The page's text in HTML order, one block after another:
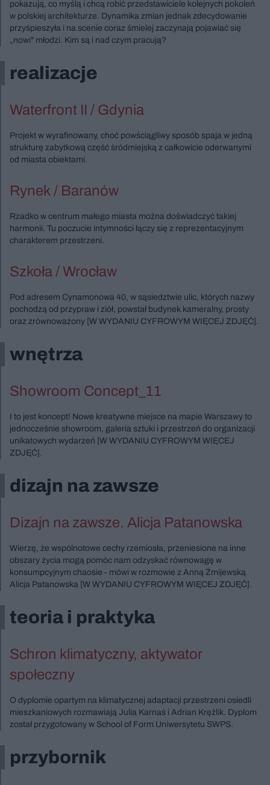
pokazują, co myślą i chcą robić przedstawiciele kolejnych pokoleń
w polskiej architekturze. Dynamika zmian jednak zdecydowanie
przyśpieszyła i na scenie coraz śmielej zaczynają pojawiać się
„nowi" młodzi. Kim są i nad czym pracują?
realizacje
Waterfront II / Gdynia
Projekt w wyrafinowany, choć powściągliwy sposób spaja w jedną
strukturę zabytkową część śródmiejską z całkowicie oderwanymi
od miasta obiektami.
Rynek / Baranów
Rzadko w centrum małego miasta można doświadczyć takiej
harmonii. Tu poczucie intymności łączy się z reprezentacyjnym
charakterem przestrzeni.
Szkoła / Wrocław
Pod adresem Cynamonowa 40, w sąsiedztwie ulic, których nazwy
pochodzą od przypraw i ziół, powstał budynek kameralny, prosty
oraz zrównoważony [W WYDANIU CYFROWYM WIĘCEJ ZDJĘĆ].
wnętrza
Showroom Concept_11
I to jest koncept! Nowe kreatywne miejsce na mapie Warszawy to
jednocześnie showroom, galeria sztuki i przestrzeń do organizacji
unikatowych wydarzeń [W WYDANIU CYFROWYM WIĘCEJ
ZDJĘĆ].
dizajn na zawsze
Dizajn na zawsze. Alicja Patanowska
Wierzę, że wspólnotowe cechy rzemiosła, przeniesione na inne
obszary życia mogą pomóc nam odzyskać równowagę w
konsumpcyjnym chaosie - mówi w rozmowie z Anną Żmijewską
Alicja Patanowska [W WYDANIU CYFROWYM WIĘCEJ ZDJĘĆ].
teoria i praktyka
Schron klimatyczny, aktywator
społeczny
O dyplomie opartym na klimatycznej adaptacji przestrzeni osiedli
mieszkaniowych rozmawiają Julia Karnaś i Adrian Krężlik. Dyplom
został przygotowany w School of Form Uniwersytetu SWPS.
przybornik